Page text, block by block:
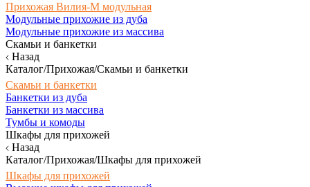
Прихожая Вилия-М модульная
Модульные прихожие из дуба
Модульные прихожие из массива
Скамьи и банкетки
Назад
Каталог/Прихожая/Скамьи и банкетки
Скамьи и банкетки
Банкетки из дуба
Банкетки из массива
Тумбы и комоды
Шкафы для прихожей
Назад
Каталог/Прихожая/Шкафы для прихожей
Шкафы для прихожей